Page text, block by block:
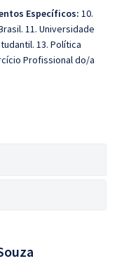
Específicos: 10.
11. Universidade
13. Política
Profissional do/a